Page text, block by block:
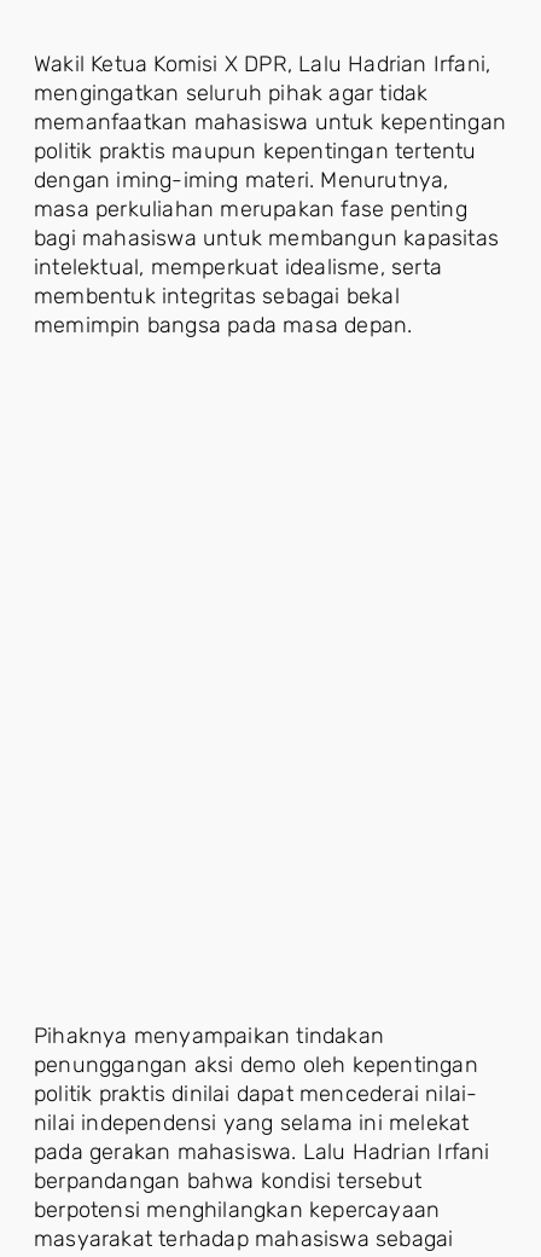
Wakil Ketua Komisi X DPR, Lalu Hadrian Irfani,
mengingatkan seluruh pihak agar tidak
memanfaatkan mahasiswa untuk kepentingan
politik praktis maupun kepentingan tertentu
dengan iming-iming materi. Menurutnya,
masa perkuliahan merupakan fase penting
bagi mahasiswa untuk membangun kapasitas
intelektual, memperkuat idealisme, serta
membentuk integritas sebagai bekal
memimpin bangsa pada masa depan.
Pihaknya menyampaikan tindakan
penunggangan aksi demo oleh kepentingan
politik praktis dinilai dapat mencederai nilai-
nilai independensi yang selama ini melekat
pada gerakan mahasiswa. Lalu Hadrian Irfani
berpandangan bahwa kondisi tersebut
berpotensi menghilangkan kepercayaan
masyarakat terhadap mahasiswa sebagai